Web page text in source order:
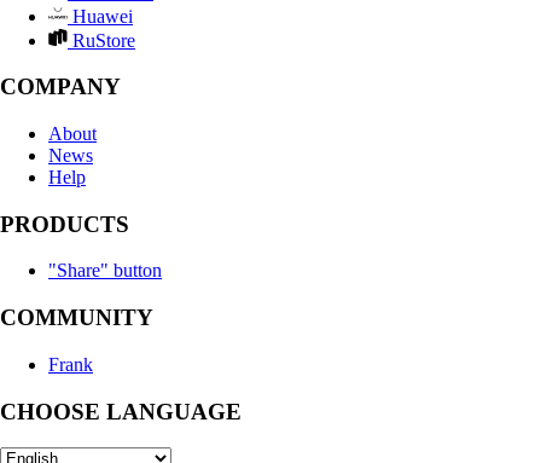
Huawei
RuStore
COMPANY
About
News
Help
PRODUCTS
"Share" button
COMMUNITY
Frank
CHOOSE LANGUAGE